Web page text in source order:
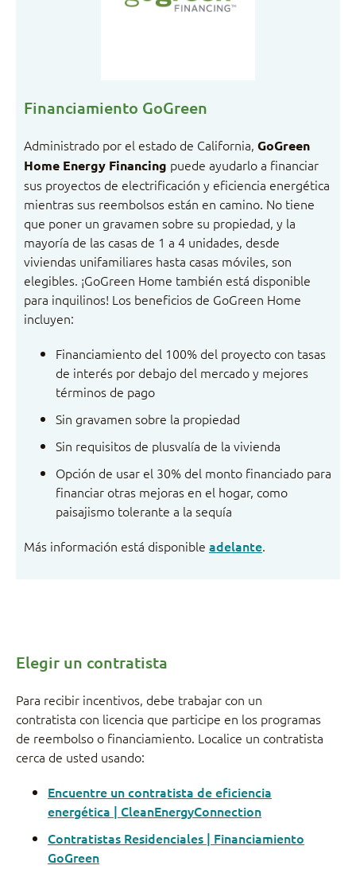
Financiamiento GoGreen
Administrado por el estado de California, GoGreen
Home Energy Financing puede ayudarlo a financiar
sus proyectos de electrificación y eficiencia energética
mientras sus reembolsos están en camino. No tiene
que poner un gravamen sobre su propiedad, y la
mayoría de las casas de 1 a 4 unidades, desde
viviendas unifamiliares hasta casas móviles, son
elegibles. ¡GoGreen Home también está disponible
para inquilinos! Los beneficios de GoGreen Home
incluyen:
Financiamiento del 100% del proyecto con tasas
de interés por debajo del mercado y mejores
términos de pago
Sin gravamen sobre la propiedad
Sin requisitos de plusvalía de la vivienda
Opción de usar el 30% del monto financiado para
financiar otras mejoras en el hogar, como
paisajismo tolerante a la sequía
Más información está disponible adelante.
Elegir un contratista
Para recibir incentivos, debe trabajar con un
contratista con licencia que participe en los programas
de reembolso o financiamiento. Localice un contratista
cerca de usted usando:
Encuentre un contratista de eficiencia
energética | CleanEnergyConnection
Contratistas Residenciales | Financiamiento
GoGreen